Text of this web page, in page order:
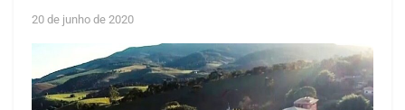
20 de junho de 2020